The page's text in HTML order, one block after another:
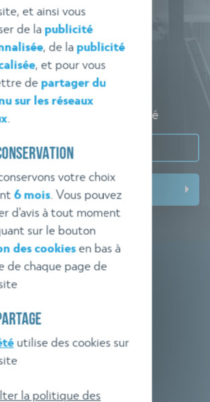
pour rester informé
et ainsi vous
de la publicité
, de la publicité
, et pour vous
de partager du
sur les réseaux
votre choix
6 mois. Vous pouvez
d'avis à tout moment
sur le bouton
des cookiesen bas à
de chaque page de
utilise des cookies sur
la politique des